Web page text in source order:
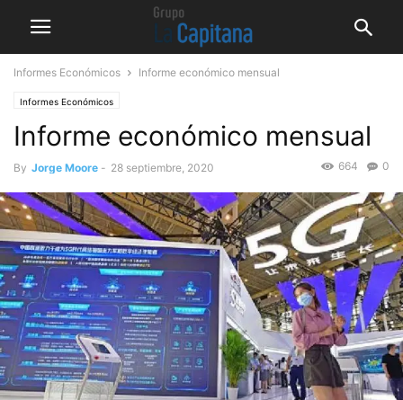
Informes Económicos Informe económico mensual
Informes Económicos
Informe económico mensual
By Jorge Moore - 28 septiembre, 2020 0
664